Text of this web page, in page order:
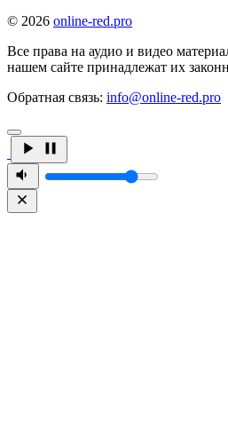
© 2026 online-red.pro
Все права на аудио и видео
нашем сайте принадлежат их
Обратная связь: info@online-red.pro